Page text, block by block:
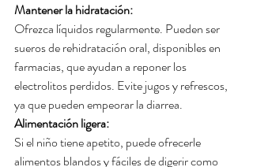
Mantener la hidratación:
Ofrezca líquidos regularmente. Pueden ser
sueros de rehidratación oral, disponibles en
farmacias, que ayudan a reponer los
electrolitos perdidos. Evite jugos y refrescos,
ya que pueden empeorar la diarrea.
Alimentación ligera:
Si el niño tiene apetito, puede ofrecerle
alimentos blandos y fáciles de digerir como